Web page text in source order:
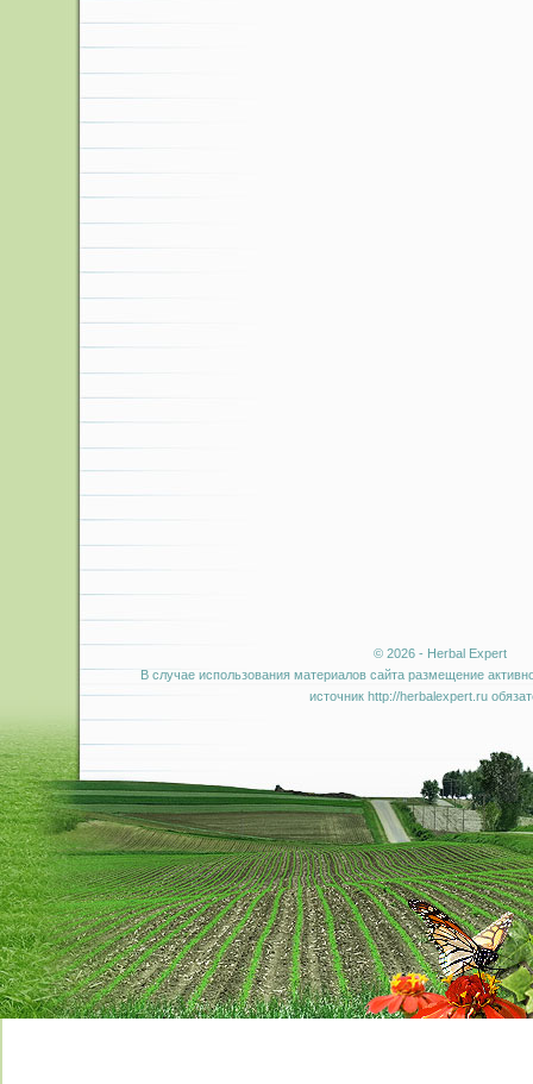
© 2026 - Herbal Expert
В случае использования материалов сайта размещение
источник http://herbalexpert.ru